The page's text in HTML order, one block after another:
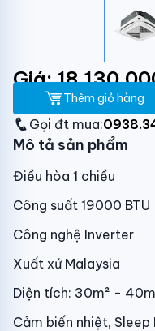
Giá:
Thêm giỏ hàng
Gọi đt mua:
Mô tả sản phẩm
Điều hòa 1 chiều
Công suất 19000 BTU
Công nghệ Inverter
Xuất xứ Malaysia
Diện tích: 30m² -
Cảm biến nhiệt,